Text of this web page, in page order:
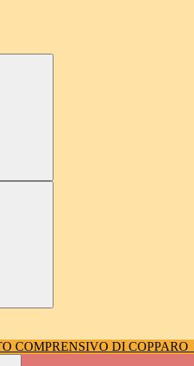
COMPRENSIVO DI COPPARO